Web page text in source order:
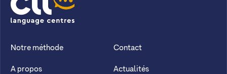
CLL
Notre méthode
A propos
Contact
Actualités